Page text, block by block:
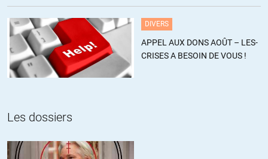
dans leur contrat de travail.
Et nous, en bons gros idiots, nous continuons à subventionner avec
nos impôts les déficits (pas perdus pour tout le monde) de la
« liberté de la presse » afin de préserver les « sources
indépendantes d’informations » si chères à nos dirigeants avisés.
OBLIGÉS de payer pour maintenir ce système ignoble à flot.
DIVERS
APPEL AUX DONS AOÛT – LES-
CRISES A BESOIN DE VOUS !
Les dossiers